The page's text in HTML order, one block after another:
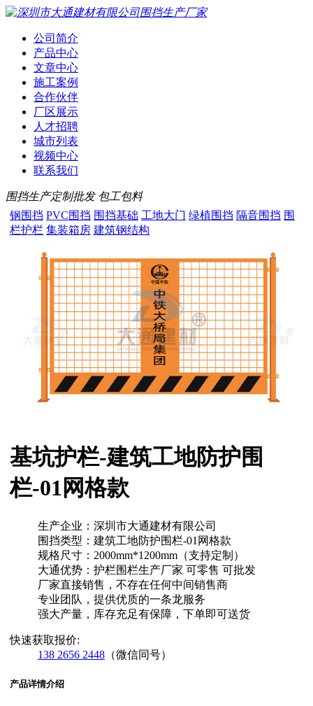
公司简介
产品中心
文章中心
施工案例
合作伙伴
厂区展示
人才招聘
城市列表
视频中心
联系我们
围挡生产定制批发 包工包料
钢围挡 PVC围挡 围挡基础 工地大门 绿植围挡 隔音围挡 围
栏护栏 集装箱房 建筑钢结构
基坑护栏-建筑工地防护围
栏-01网格款
生产企业： 深圳市大通建材有限公司
围挡类型： 建筑工地防护围栏-01网格款
规格尺寸： 2000mm*1200mm（支持定制）
大通优势： 护栏围栏生产厂家 可零售 可批发
厂家直接销售，不存在任何中间销售商
专业团队，提供优质的一条龙服务
强大产量，库存充足有保障，下单即可送货
快速获取报价:
138 2656 2448 （微信同号）
产品详情介绍